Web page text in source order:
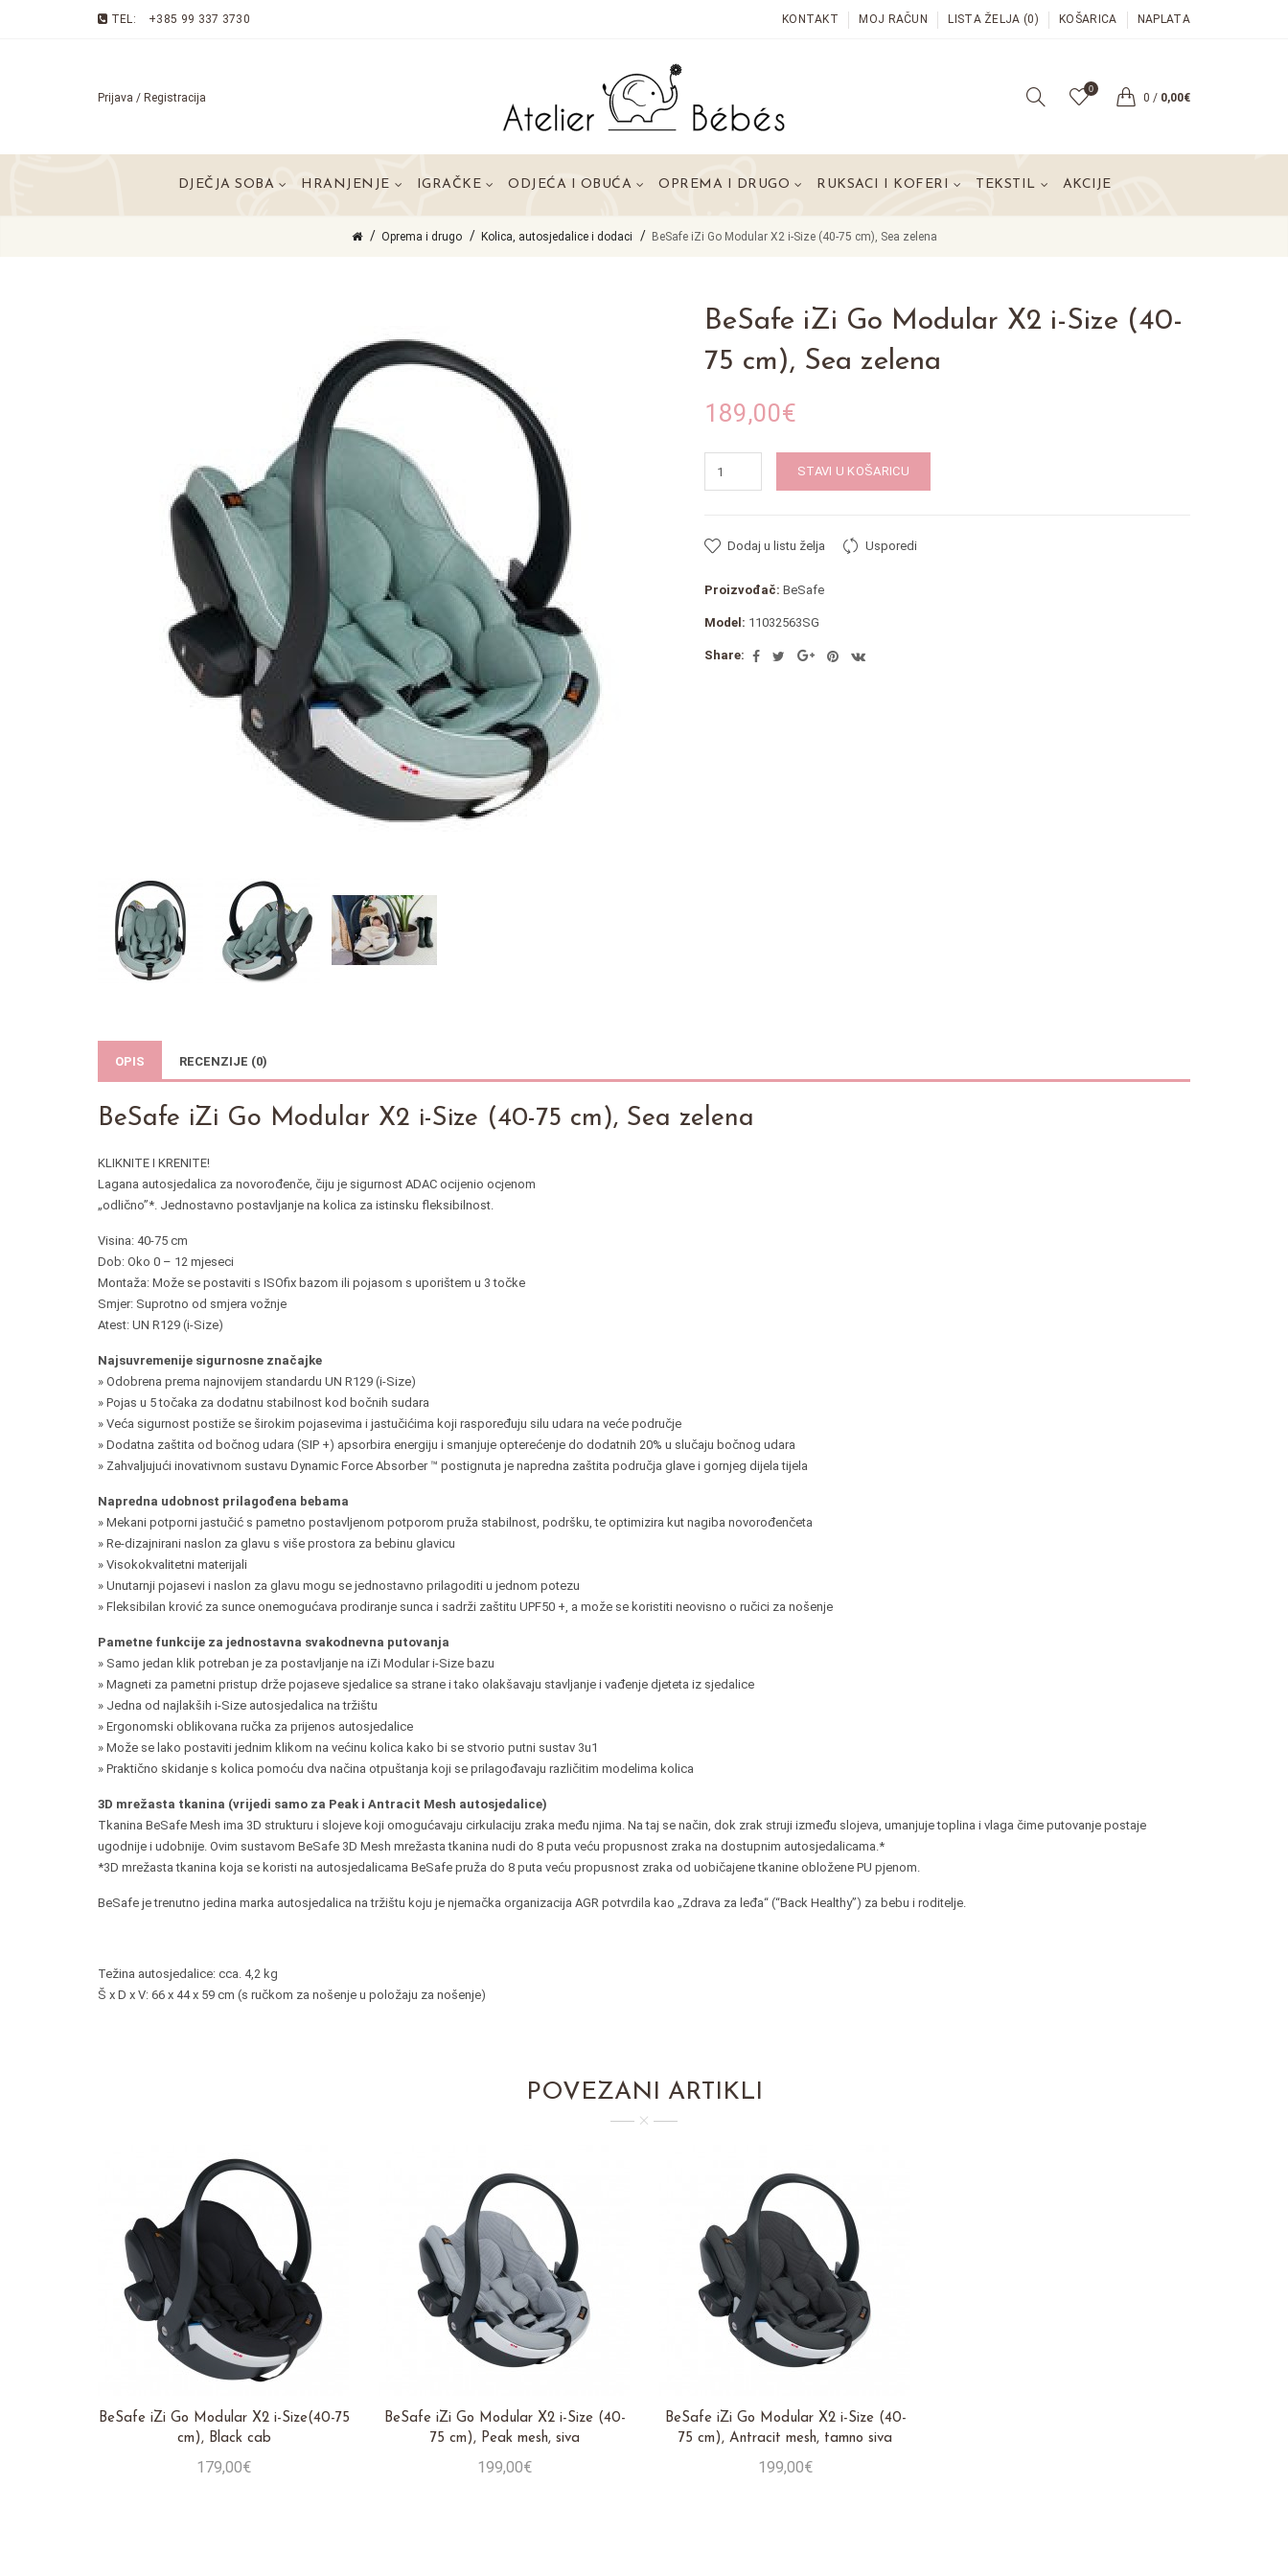
TEL: +385 99 337 3730 KONTAKT MOJ RAČUN LISTA ŽELJA (0) KOŠARICA NAPLATA
Prijava / Registracija
0
0 / 0,00€
DJEČJA SOBA HRANJENJE IGRAČKE ODJEĆA I OBUĆA OPREMA I DRUGO RUKSACI I KOFERI TEKSTIL AKCIJE
Oprema i drugo Kolica, autosjedalice i dodaci BeSafe iZi Go Modular X2 i-Size (40-75 cm), Sea zelena
BeSafe iZi Go Modular X2 i-Size (40-
75 cm), Sea zelena
189,00€
STAVI U KOŠARICU
Dodaj u listu želja Usporedi
Proizvođač: BeSafe
Model: 11032563SG
Share:
OPIS RECENZIJE (0)
BeSafe iZi Go Modular X2 i-Size (40-75 cm), Sea zelena
KLIKNITE I KRENITE!
Lagana autosjedalica za novorođenče, čiju je sigurnost ADAC ocijenio ocjenom
„odlično”*. Jednostavno postavljanje na kolica za istinsku fleksibilnost.
Visina: 40-75 cm
Dob: Oko 0 – 12 mjeseci
Montaža: Može se postaviti s ISOfix bazom ili pojasom s uporištem u 3 točke
Smjer: Suprotno od smjera vožnje
Atest: UN R129 (i-Size)
Najsuvremenije sigurnosne značajke
» Odobrena prema najnovijem standardu UN R129 (i-Size)
» Pojas u 5 točaka za dodatnu stabilnost kod bočnih sudara
» Veća sigurnost postiže se širokim pojasevima i jastučićima koji raspoređuju silu udara na veće područje
» Dodatna zaštita od bočnog udara (SIP +) apsorbira energiju i smanjuje opterećenje do dodatnih 20% u slučaju bočnog udara
» Zahvaljujući inovativnom sustavu Dynamic Force Absorber ™ postignuta je napredna zaštita područja glave i gornjeg dijela tijela
Napredna udobnost prilagođena bebama
» Mekani potporni jastučić s pametno postavljenom potporom pruža stabilnost, podršku, te optimizira kut nagiba novorođenčeta
» Re-dizajnirani naslon za glavu s više prostora za bebinu glavicu
» Visokokvalitetni materijali
» Unutarnji pojasevi i naslon za glavu mogu se jednostavno prilagoditi u jednom potezu
» Fleksibilan krović za sunce onemogućava prodiranje sunca i sadrži zaštitu UPF50 +, a može se koristiti neovisno o ručici za nošenje
Pametne funkcije za jednostavna svakodnevna putovanja
» Samo jedan klik potreban je za postavljanje na iZi Modular i-Size bazu
» Magneti za pametni pristup drže pojaseve sjedalice sa strane i tako olakšavaju stavljanje i vađenje djeteta iz sjedalice
» Jedna od najlakših i-Size autosjedalica na tržištu
» Ergonomski oblikovana ručka za prijenos autosjedalice
» Može se lako postaviti jednim klikom na većinu kolica kako bi se stvorio putni sustav 3u1
» Praktično skidanje s kolica pomoću dva načina otpuštanja koji se prilagođavaju različitim modelima kolica
3D mrežasta tkanina (vrijedi samo za Peak i Antracit Mesh autosjedalice)
Tkanina BeSafe Mesh ima 3D strukturu i slojeve koji omogućavaju cirkulaciju zraka među njima. Na taj se način, dok zrak struji između slojeva, umanjuje toplina i vlaga čime putovanje postaje
ugodnije i udobnije. Ovim sustavom BeSafe 3D Mesh mrežasta tkanina nudi do 8 puta veću propusnost zraka na dostupnim autosjedalicama.*
*3D mrežasta tkanina koja se koristi na autosjedalicama BeSafe pruža do 8 puta veću propusnost zraka od uobičajene tkanine obložene PU pjenom.
BeSafe je trenutno jedina marka autosjedalica na tržištu koju je njemačka organizacija AGR potvrdila kao „Zdrava za leđa“ (“Back Healthy”) za bebu i roditelje.
Težina autosjedalice: cca. 4,2 kg
Š x D x V: 66 x 44 x 59 cm (s ručkom za nošenje u položaju za nošenje)
POVEZANI ARTIKLI
BeSafe iZi Go Modular X2 i-Size(40-75
cm), Black cab
179,00€
BeSafe iZi Go Modular X2 i-Size (40-
75 cm), Peak mesh, siva
199,00€
BeSafe iZi Go Modular X2 i-Size (40-
75 cm), Antracit mesh, tamno siva
199,00€